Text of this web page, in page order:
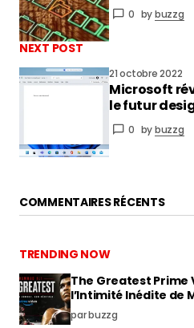
0 bybuzzg
NEXT POST
21 octobre 2022
Microsoft
le futur
0 bybuzzg
COMMENTAIRES RÉCENTS
TRENDING NOW
The Greatest Prime
l’Intimité Inédite de
par buzzg